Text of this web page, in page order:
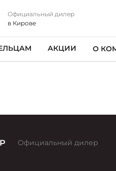
Официальный дилер
в Кирове
АКЦИИ О
Официальный дилер